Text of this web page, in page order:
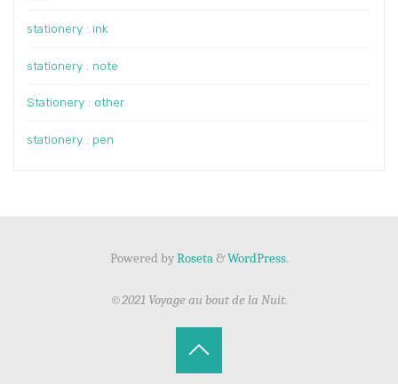
stationery : ink
stationery : note
Stationery : other
stationery : pen
Powered byRoseta&WordPress.
©2021 Voyage au bout de la Nuit.
Back